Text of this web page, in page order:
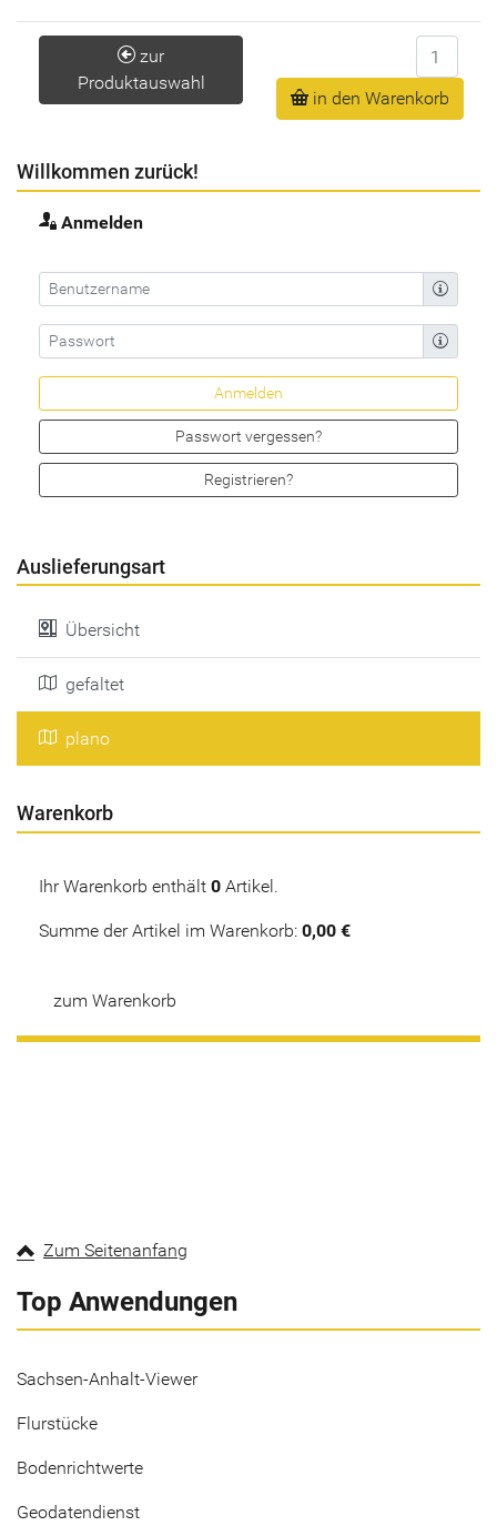
zur
Produktauswahl
Anzahl
in den Warenkorb
Willkommen zurück!
Anmelden
Passwort vergessen?
Registrieren?
Auslieferungsart
Übersicht
gefaltet
plano
Warenkorb
Ihr Warenkorb enthält 0 Artikel.
Summe der Artikel im Warenkorb: 0,00 €
zum Warenkorb
Zum Seitenanfang
Top Anwendungen
Sachsen-Anhalt-Viewer
Flurstücke
Bodenrichtwerte
Geodatendienst